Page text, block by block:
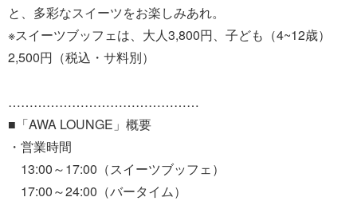
と、多彩なスイーツをお楽しみあれ。
※スイーツブッフェは、大人3,800円、子ども（4~12歳）
2,500円（税込・サ料別）
………………………………………
■「AWA LOUNGE」概要
・営業時間
13:00～17:00（スイーツブッフェ）
17:00～24:00（バータイム）